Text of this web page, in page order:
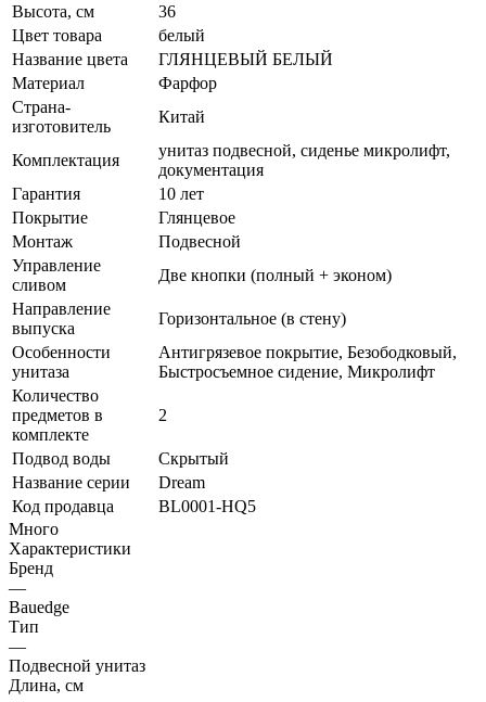
Высота, см
36
Цвет товара
белый
Название цвета
ГЛЯНЦЕВЫЙ БЕЛЫЙ
Материал
Фарфор
Страна-
изготовитель
Китай
Комплектация
унитаз подвесной, сиденье микролифт,
документация
Гарантия
10 лет
Покрытие
Глянцевое
Монтаж
Подвесной
Управление
сливом
Две кнопки (полный + эконом)
Направление
выпуска
Горизонтальное (в стену)
Особенности
унитаза
Антигрязевое покрытие, Безободковый,
Быстросъемное сидение, Микролифт
Количество
предметов в
комплекте
2
Подвод воды
Скрытый
Название серии
Dream
Код продавца
BL0001-HQ5
Много
Характеристики
Бренд
—
Bauedge
Тип
—
Подвесной унитаз
Длина, см